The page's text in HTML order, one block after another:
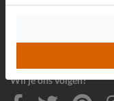
Wil je ons volgen?